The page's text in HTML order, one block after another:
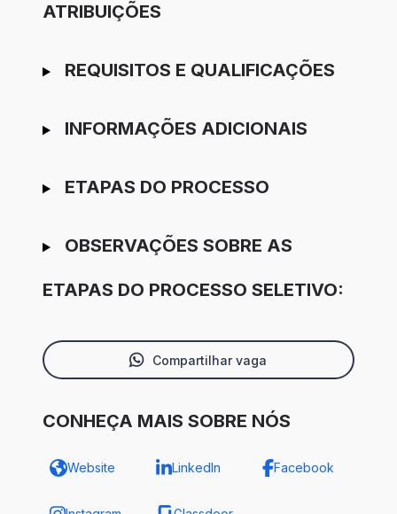
ATRIBUIÇÕES
REQUISITOS E QUALIFICAÇÕES
INFORMAÇÕES ADICIONAIS
ETAPAS DO PROCESSO
OBSERVAÇÕES SOBRE AS
ETAPAS DO PROCESSO SELETIVO:
Compartilhar vaga
CONHEÇA MAIS SOBRE NÓS
Website LinkedIn Facebook